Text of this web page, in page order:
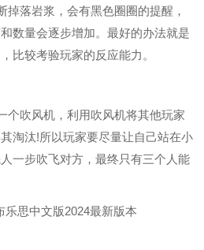
掉落岩浆，会有黑色圈圈的提醒，
数量会逐步增加。最好的办法就是
比较考验玩家的反应能力。
个吹风机，利用吹风机将其他玩家
淘汰!所以玩家要尽量让自己站在小
一步吹飞对方，最终只有三个人能